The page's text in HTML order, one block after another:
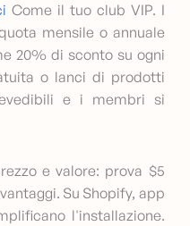
Come il tuo club VIP. I
mensile o annuale
20% di sconto su ogni
o lanci di prodotti
e i membri si
e valore: prova $5
Su Shopify, app
l'installazione.